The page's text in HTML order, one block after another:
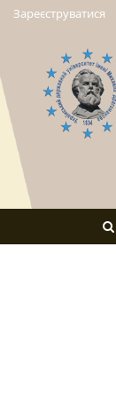
Зареєструватися